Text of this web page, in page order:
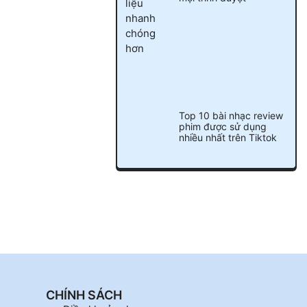
Top 10 bài nhạc review
phim được sử dụng
nhiều nhất trên Tiktok
CHÍNH SÁCH